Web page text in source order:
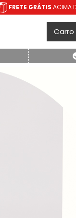
FRETE GRÁTIS ACIMA
Carro